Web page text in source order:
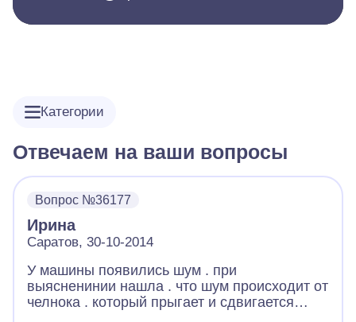
Категории
Отвечаем на ваши вопросы
Вопрос №36177
Ирина
Саратов, 30-10-2014
У машины появились шум . при
выясненинии нашла . что шум происходит от
челнока . который прыгает и сдвигается